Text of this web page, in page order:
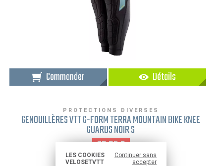
LES COOKIES
VELOSETVTT
Continuer sans
accepter
Commander Détails
PROTECTIONS DIVERSES
GENOUILLÈRES VTT G-FORM TERRA MOUNTAIN BIKE KNEE
GUARDS NOIR S
79,95 €